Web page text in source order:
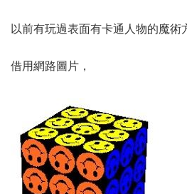
以前有玩過表面有卡通人物的魔術
借用網路圖片，